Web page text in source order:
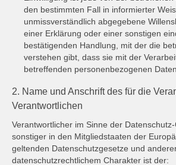
den bestimmten Fall in informierter
unmissverständlich abgegebene
einer Erklärung oder einer sonstigen
bestätigenden Handlung, mit der die
verstehen gibt, dass sie mit der
betreffenden personenbezogenen
2. Name und Anschrift des für die
Verantwortlichen
Verantwortlicher im Sinne der
sonstiger in den Mitgliedstaaten der
geltenden Datenschutzgesetze und
datenschutzrechtlichem Charakter ist der: